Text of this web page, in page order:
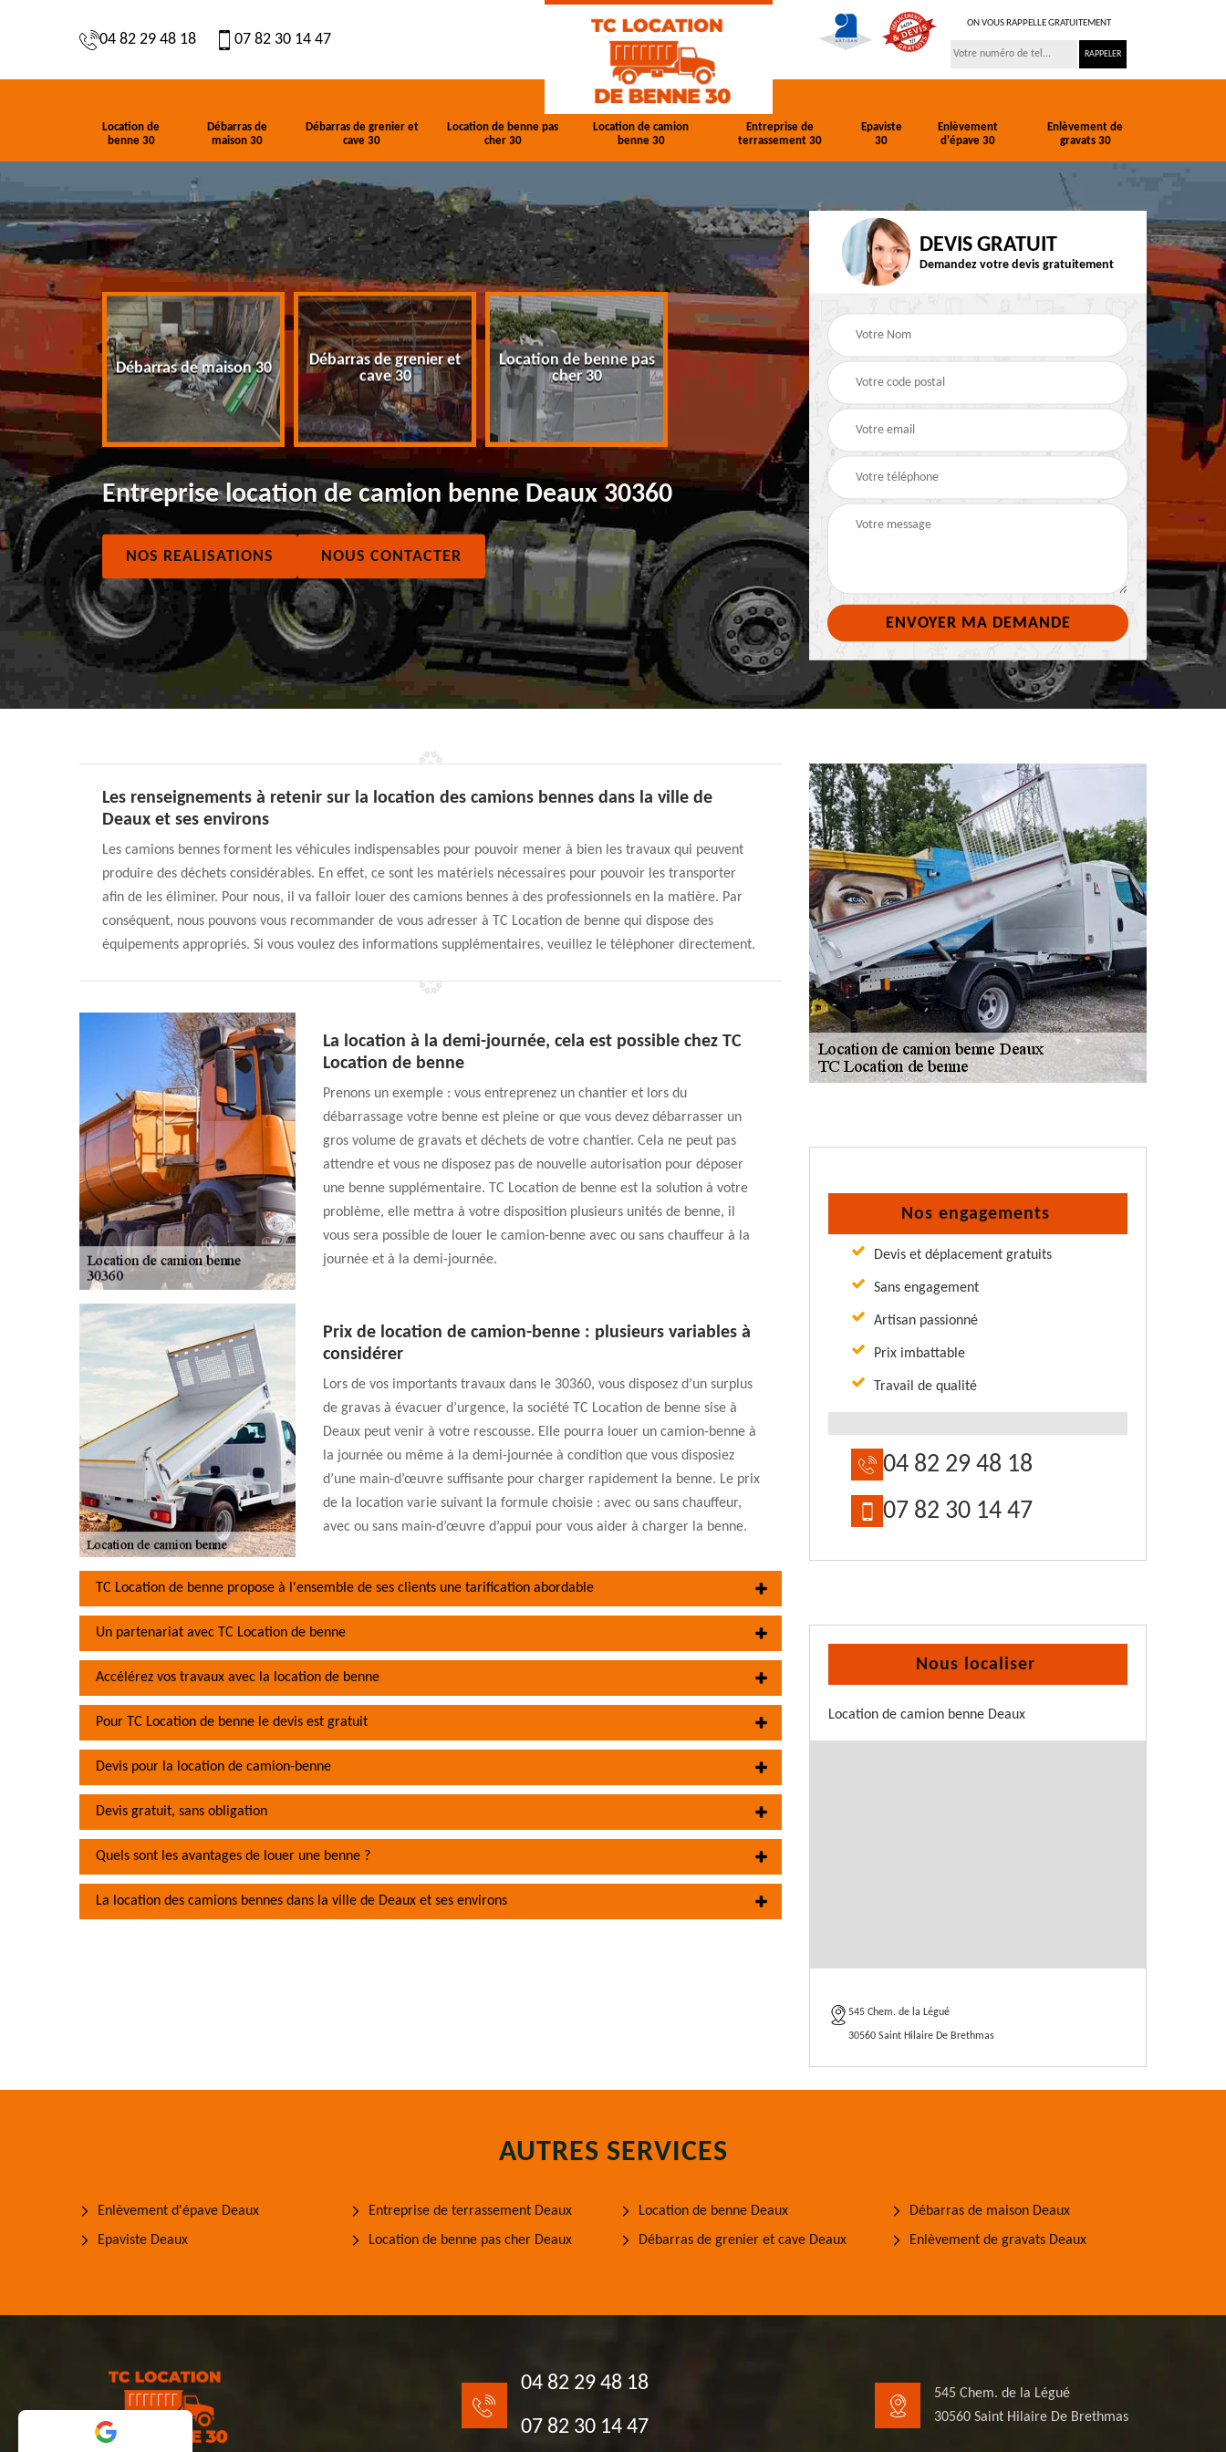
04 82 29 48 18 07 82 30 14 47
ON VOUS RAPPELLE GRATUITEMENT
Location de
benne 30
Débarras de
maison 30
Débarras de grenier et
cave 30
Location de benne pas
cher 30
Location de camion
benne 30
Entreprise de
terrassement 30
Epaviste
30
Enlèvement
d'épave 30
Enlèvement de
gravats 30
benne 30 Débarras de maison 30
Débarras de grenier et
cave 30
Location de benne pas
cher 30
Location de camion
benne 30
Entreprise de
terrassement 30
Epaviste 30
Entreprise location de camion benne Deaux 30360
NOS REALISATIONS NOUS CONTACTER
DEVIS GRATUIT
Demandez votre devis gratuitement
Les renseignements à retenir sur la location des camions bennes dans la ville de
Deaux et ses environs
Les camions bennes forment les véhicules indispensables pour pouvoir mener à bien les travaux qui peuvent
produire des déchets considérables. En effet, ce sont les matériels nécessaires pour pouvoir les transporter
afin de les éliminer. Pour nous, il va falloir louer des camions bennes à des professionnels en la matière. Par
conséquent, nous pouvons vous recommander de vous adresser à TC Location de benne qui dispose des
équipements appropriés. Si vous voulez des informations supplémentaires, veuillez le téléphoner directement.
La location à la demi-journée, cela est possible chez TC
Location de benne
Prenons un exemple : vous entreprenez un chantier et lors du
débarrassage votre benne est pleine or que vous devez débarrasser un
gros volume de gravats et déchets de votre chantier. Cela ne peut pas
attendre et vous ne disposez pas de nouvelle autorisation pour déposer
une benne supplémentaire. TC Location de benne est la solution à votre
problème, elle mettra à votre disposition plusieurs unités de benne, il
vous sera possible de louer le camion-benne avec ou sans chauffeur à la
journée et à la demi-journée.
Prix de location de camion-benne : plusieurs variables à
considérer
Lors de vos importants travaux dans le 30360, vous disposez d’un surplus
de gravas à évacuer d’urgence, la société TC Location de benne sise à
Deaux peut venir à votre rescousse. Elle pourra louer un camion-benne à
la journée ou même à la demi-journée à condition que vous disposiez
d’une main-d’œuvre suffisante pour charger rapidement la benne. Le prix
de la location varie suivant la formule choisie : avec ou sans chauffeur,
avec ou sans main-d’œuvre d’appui pour vous aider à charger la benne.
TC Location de benne propose à l'ensemble de ses clients une tarification abordable
Un partenariat avec TC Location de benne
Accélérez vos travaux avec la location de benne
Pour TC Location de benne le devis est gratuit
Devis pour la location de camion-benne
Devis gratuit, sans obligation
Quels sont les avantages de louer une benne ?
La location des camions bennes dans la ville de Deaux et ses environs
Nos engagements
Devis et déplacement gratuits
Sans engagement
Artisan passionné
Prix imbattable
Travail de qualité
04 82 29 48 18
07 82 30 14 47
Nous localiser
Location de camion benne Deaux
545 Chem. de la Légué
30560 Saint Hilaire De Brethmas
AUTRES SERVICES
Enlèvement d'épave Deaux
Epaviste Deaux
Entreprise de terrassement Deaux
Location de benne pas cher Deaux
Location de benne Deaux
Débarras de grenier et cave Deaux
Débarras de maison Deaux
Enlèvement de gravats Deaux
04 82 29 48 18
07 82 30 14 47
545 Chem. de la Légué
30560 Saint Hilaire De Brethmas